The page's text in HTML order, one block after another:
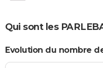
Qui sont les
Evolution du nombre